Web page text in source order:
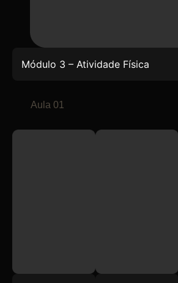
Módulo 3 – Atividade Física
Aula 01